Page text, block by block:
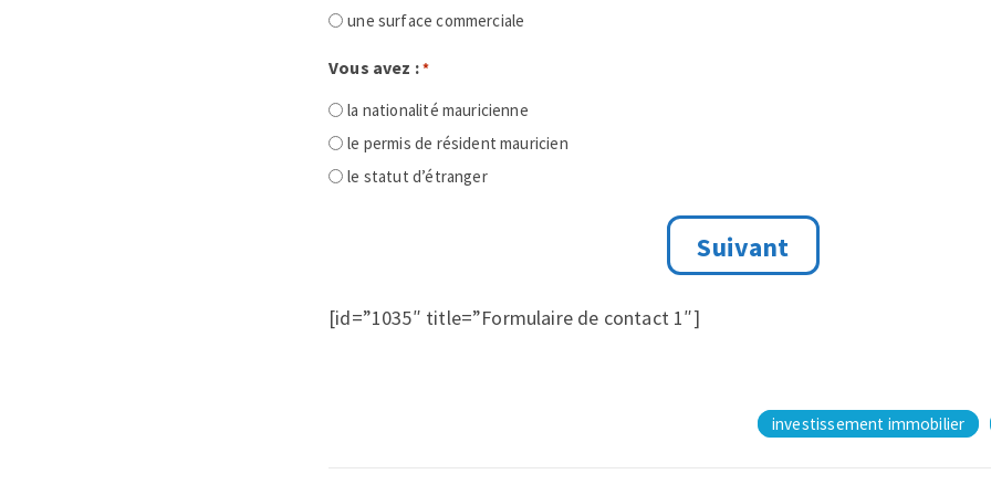
une surface commerciale
Vous avez :*
la nationalité mauricienne
le permis de résident mauricien
le statut d’étranger
[id=”1035″ title=”Formulaire de contact 1″]
investissement immobilier